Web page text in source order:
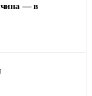
— в